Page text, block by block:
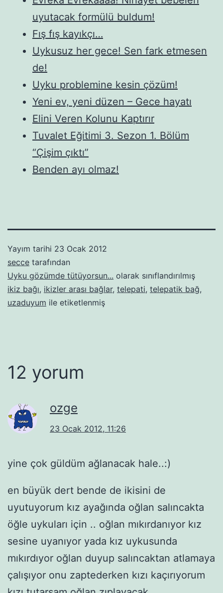
uyutacak formülü buldum!
Fış fış kayıkçı…
Uykusuz her gece! Sen fark etmesen
de!
Uyku problemine kesin çözüm!
Yeni ev, yeni düzen – Gece hayatı
Elini Veren Kolunu Kaptırır
Tuvalet Eğitimi 3. Sezon 1. Bölüm
“Çişim çıktı”
Benden ayı olmaz!
Yayım tarihi 23 Ocak 2012
secce tarafından
Uyku gözümde tütüyorsun... olarak sınıflandırılmış
ikiz bağı, ikizler arası bağlar, telepati, telepatik bağ,
uzaduyum ile etiketlenmiş
12 yorum
ozge
23 Ocak 2012, 11:26
yine çok güldüm ağlanacak hale..:)
en büyük dert bende de ikisini de
uyutuyorum kız ayağında oğlan salıncakta
öğle uykuları için .. oğlan mıkırdanıyor kız
sesine uyanıyor yada kız uykusunda
mıkırdıyor oğlan duyup salıncaktan atlamaya
çalışıyor onu zaptederken kızı kaçırıyorum